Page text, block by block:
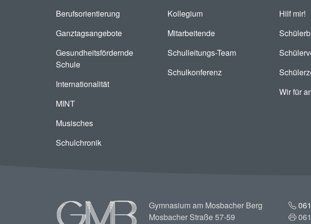
Berufsorientierung
Ganztagsangebote
Gesundheitsfördernde
Schule
Internationalität
MINT
Musisches
Schulchronik
Kollegium
Mitarbeitende
Schulleitungs-Team
Schulkonferenz
Hilf mir!
Wir für
Image
Gymnasium am Mosbacher Berg
Mosbacher Straße 57-59